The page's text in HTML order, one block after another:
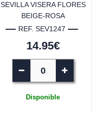
SEVILLA VISERA FLORES
BEIGE-ROSA
REF. SEV1247
14.95€
Disponible